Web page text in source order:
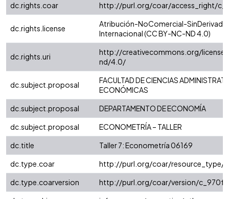
dc.rights.coar
http://purl.org/coar/access_right/
dc.rights.license
Atribución-NoComercial-
Internacional (CC BY-NC-ND 4.0)
dc.rights.uri
http://creativecommons.org/
nd/4.0/
dc.subject.proposal
FACULTAD DE CIENCIAS
ECONÓMICAS
dc.subject.proposal
DEPARTAMENTO DE ECONOMÍA
dc.subject.proposal
ECONOMETRÍA – TALLER
dc.title
Taller 7: Econometría 06169
dc.type.coar
http://purl.org/coar/resource_type/
dc.type.coarversion
http://purl.org/coar/version/